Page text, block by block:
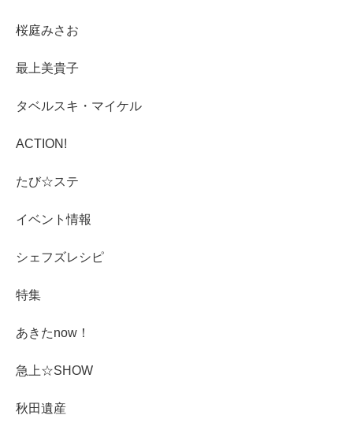
桜庭みさお
最上美貴子
タベルスキ・マイケル
ACTION!
たび☆ステ
イベント情報
シェフズレシピ
特集
あきたnow！
急上☆SHOW
秋田遺産